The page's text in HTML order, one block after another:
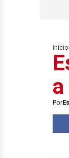
Início
Por